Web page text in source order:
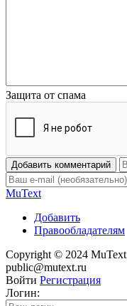
Защита от спама
Добавить комментарий
MuText
Добавить
Правообладателям
Copyright © 2024
public@mutext.ru
Войти Регистрация
Логин: